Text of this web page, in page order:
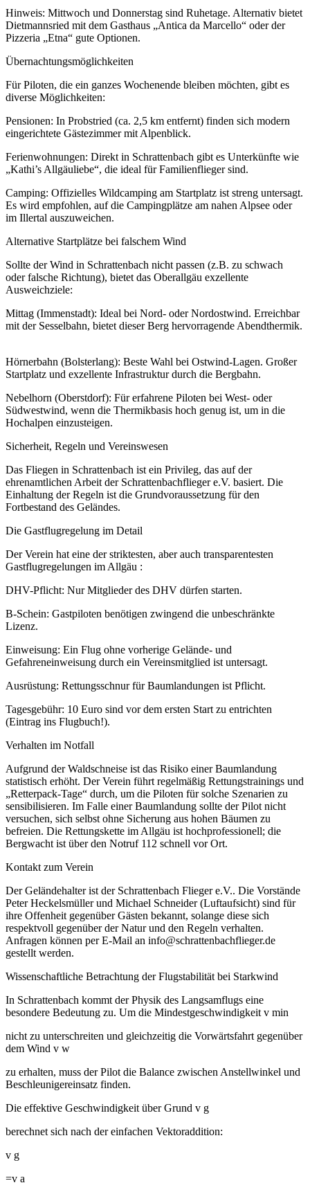
Hinweis: Mittwoch und Donnerstag sind Ruhetage. Alternativ bietet
Dietmannsried mit dem Gasthaus „Antica da Marcello“ oder der
Pizzeria „Etna“ gute Optionen.
Übernachtungsmöglichkeiten
Für Piloten, die ein ganzes Wochenende bleiben möchten, gibt es
diverse Möglichkeiten:
Pensionen: In Probstried (ca. 2,5 km entfernt) finden sich modern
eingerichtete Gästezimmer mit Alpenblick.
Ferienwohnungen: Direkt in Schrattenbach gibt es Unterkünfte wie
„Kathi’s Allgäuliebe“, die ideal für Familienflieger sind.
Camping: Offizielles Wildcamping am Startplatz ist streng untersagt.
Es wird empfohlen, auf die Campingplätze am nahen Alpsee oder
im Illertal auszuweichen.
Alternative Startplätze bei falschem Wind
Sollte der Wind in Schrattenbach nicht passen (z.B. zu schwach
oder falsche Richtung), bietet das Oberallgäu exzellente
Ausweichziele:
Mittag (Immenstadt): Ideal bei Nord- oder Nordostwind. Erreichbar
mit der Sesselbahn, bietet dieser Berg hervorragende Abendthermik.
Hörnerbahn (Bolsterlang): Beste Wahl bei Ostwind-Lagen. Großer
Startplatz und exzellente Infrastruktur durch die Bergbahn.
Nebelhorn (Oberstdorf): Für erfahrene Piloten bei West- oder
Südwestwind, wenn die Thermikbasis hoch genug ist, um in die
Hochalpen einzusteigen.
Sicherheit, Regeln und Vereinswesen
Das Fliegen in Schrattenbach ist ein Privileg, das auf der
ehrenamtlichen Arbeit der Schrattenbachflieger e.V. basiert. Die
Einhaltung der Regeln ist die Grundvoraussetzung für den
Fortbestand des Geländes.
Die Gastflugregelung im Detail
Der Verein hat eine der striktesten, aber auch transparentesten
Gastflugregelungen im Allgäu :
DHV-Pflicht: Nur Mitglieder des DHV dürfen starten.
B-Schein: Gastpiloten benötigen zwingend die unbeschränkte
Lizenz.
Einweisung: Ein Flug ohne vorherige Gelände- und
Gefahreneinweisung durch ein Vereinsmitglied ist untersagt.
Ausrüstung: Rettungsschnur für Baumlandungen ist Pflicht.
Tagesgebühr: 10 Euro sind vor dem ersten Start zu entrichten
(Eintrag ins Flugbuch!).
Verhalten im Notfall
Aufgrund der Waldschneise ist das Risiko einer Baumlandung
statistisch erhöht. Der Verein führt regelmäßig Rettungstrainings und
„Retterpack-Tage“ durch, um die Piloten für solche Szenarien zu
sensibilisieren. Im Falle einer Baumlandung sollte der Pilot nicht
versuchen, sich selbst ohne Sicherung aus hohen Bäumen zu
befreien. Die Rettungskette im Allgäu ist hochprofessionell; die
Bergwacht ist über den Notruf 112 schnell vor Ort.
Kontakt zum Verein
Der Geländehalter ist der Schrattenbach Flieger e.V.. Die Vorstände
Peter Heckelsmüller und Michael Schneider (Luftaufsicht) sind für
ihre Offenheit gegenüber Gästen bekannt, solange diese sich
respektvoll gegenüber der Natur und den Regeln verhalten.
Anfragen können per E-Mail an info@schrattenbachflieger.de
gestellt werden.
Wissenschaftliche Betrachtung der Flugstabilität bei Starkwind
In Schrattenbach kommt der Physik des Langsamflugs eine
besondere Bedeutung zu. Um die Mindestgeschwindigkeit v min ​
nicht zu unterschreiten und gleichzeitig die Vorwärtsfahrt gegenüber
dem Wind v w ​
zu erhalten, muss der Pilot die Balance zwischen Anstellwinkel und
Beschleunigereinsatz finden.
Die effektive Geschwindigkeit über Grund v g ​
berechnet sich nach der einfachen Vektoraddition:
v g ​
=v a ​